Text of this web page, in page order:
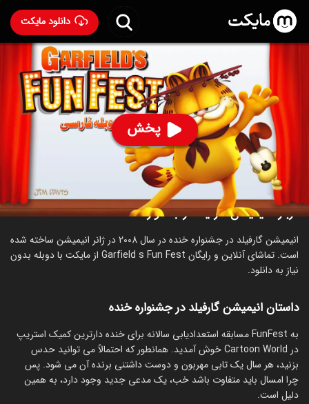
دانلود مایکت
پخش
انیمیشن گارفیلد در جشنواره خنده با دوبله فارسی-
Garfield's Fun Fest 2008
۳۱۷ 74% ۴.۲
ساخت آمریکا سال 2008
رده سنی ۷+
انیمیشن
ماجراجویی کمدی خانوادگی
درباره انیمیشن گارفیلد در جشنواره خنده
انیمیشن گارفیلد در جشنواره خنده در سال 2008 در ژانر انیمیشن ساخته شده
است. تماشای آنلاین و رایگان Garfield s Fun Fest از مایکت با دوبله بدون
نیاز به دانلود.
داستان انیمیشن گارفیلد در جشنواره خنده
به FunFest مسابقه استعدادیابی سالانه برای خنده دارترین کمیک استریپ
در Cartoon World خوش آمدید. همانطور که احتمالاً می توانید حدس
بزنید، هر سال یک تابی مهربون و دوست داشتنی برنده آن می شود. پس
چرا امسال باید متفاوت باشد خب، یک مدعی جدید وجود دارد، به همین
دلیل است.